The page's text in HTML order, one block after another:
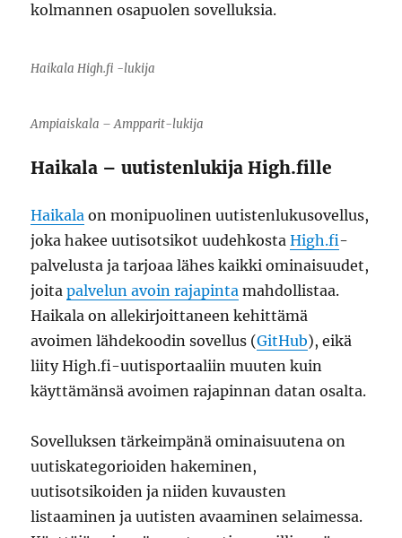
kolmannen osapuolen sovelluksia.
Haikala High.fi -lukija
Ampiaiskala – Ampparit-lukija
Haikala – uutistenlukija High.fille
Haikala on monipuolinen uutistenlukusovellus,
joka hakee uutisotsikot uudehkostaHigh.fi-
palvelusta ja tarjoaa lähes kaikki ominaisuudet,
joitapalvelun avoin rajapinta mahdollistaa.
Haikala on allekirjoittaneen kehittämä
avoimen lähdekoodin sovellus (GitHub), eikä
liity High.fi-uutisportaaliin muuten kuin
käyttämänsä avoimen rajapinnan datan osalta.
Sovelluksen tärkeimpänä ominaisuutena on
uutiskategorioiden hakeminen,
uutisotsikoiden ja niiden kuvausten
listaaminen ja uutisten avaaminen selaimessa.